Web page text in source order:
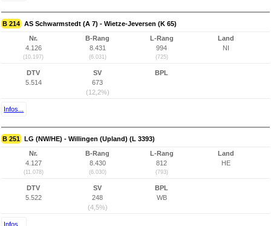
B 214 AS Schwarmstedt (A 7) - Wietze-Jeversen (K 65)
Nr.
4.126
(10.197)
B-Rang
8.431
(6.031)
L-Rang
994
(725)
Land
NI
DTV
5.514
SV
673
(12,2%)
BPL
Infos...
B 251 LG (NW/HE) - Willingen (Upland) (L 3393)
Nr.
4.127
(11.078)
B-Rang
8.430
(6.030)
L-Rang
812
(793)
Land
HE
DTV
5.522
SV
248
(4,5%)
BPL
WB
Infos...